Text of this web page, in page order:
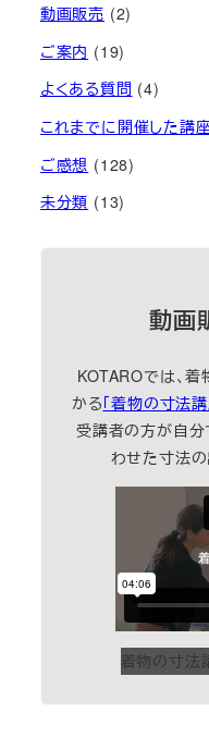
動画販売 (2)
ご案内 (19)
よくある質問 (4)
これまでに開催した講
ご感想 (128)
未分類 (13)
動画
KOTAROでは、
かる「着物の寸法講
受講者の方が自
わせた寸法の
着物の寸法